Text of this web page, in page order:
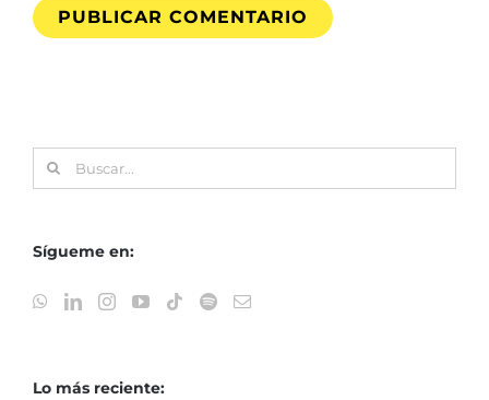
Buscar:
Sígueme en:
Lo más reciente: